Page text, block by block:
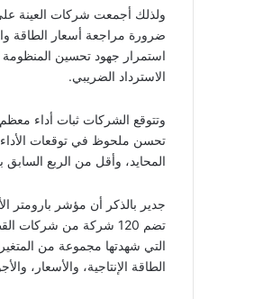
ولذلك أجمعت شركات العينة على
ضرورة مراجعة أسعار الطاقة
استمرار جهود تحسين المنظومة
الاسترداد الضريبي.
وتتوقع الشركات ثبات أداء معظم
المحايد، وأقل من الربع السابق
جدير بالذكر أن مؤشر بارومتر
تضم 120 شركة من
التي شهدتها مجموعة من
الطاقة الإنتاجية، والأسعار،